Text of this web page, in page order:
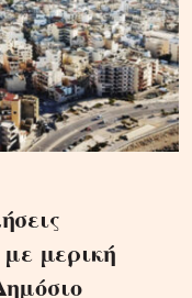
μερική